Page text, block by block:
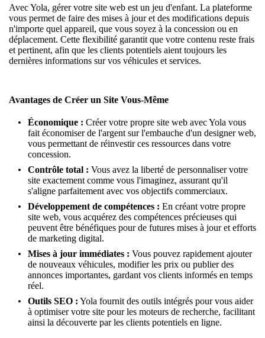
Avec Yola, gérer votre site web est un jeu d'enfant. La plateforme
vous permet de faire des mises à jour et des modifications depuis
n'importe quel appareil, que vous soyez à la concession ou en
déplacement. Cette flexibilité garantit que votre contenu reste frais
et pertinent, afin que les clients potentiels aient toujours les
dernières informations sur vos véhicules et services.
Avantages de Créer un Site Vous-Même
Économique : Créer votre propre site web avec Yola vous
fait économiser de l'argent sur l'embauche d'un designer web,
vous permettant de réinvestir ces ressources dans votre
concession.
Contrôle total : Vous avez la liberté de personnaliser votre
site exactement comme vous l'imaginez, assurant qu'il
s'aligne parfaitement avec vos objectifs commerciaux.
Développement de compétences : En créant votre propre
site web, vous acquérez des compétences précieuses qui
peuvent être bénéfiques pour de futures mises à jour et efforts
de marketing digital.
Mises à jour immédiates : Vous pouvez rapidement ajouter
de nouveaux véhicules, modifier les prix ou publier des
annonces importantes, gardant vos clients informés en temps
réel.
Outils SEO : Yola fournit des outils intégrés pour vous aider
à optimiser votre site pour les moteurs de recherche, facilitant
ainsi la découverte par les clients potentiels en ligne.